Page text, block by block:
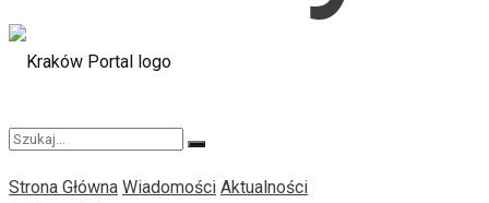
Strona Główna Wiadomości Aktualności